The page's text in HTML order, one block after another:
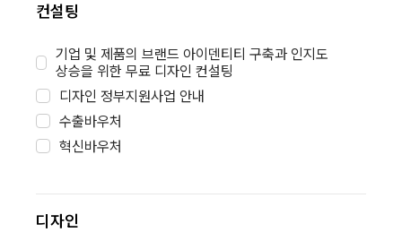
제품디자인
BI/CI
기구설계
패키지 디자인
홈페이지
카탈로그
족자/배너
컨설팅
기업 및 제품의 브랜드 아이덴티티 구축과 인지도
상승을 위한 무료 디자인 컨설팅
디자인 정부지원사업 안내
수출바우처
혁신바우처
디자인